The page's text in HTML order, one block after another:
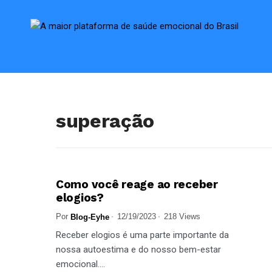
superação
AMOR PRÓPRIO
EVOLUÇÃO
Como você reage ao receber
elogios?
Por Blog-Eyhe 12/19/2023 218 Views
Receber elogios é uma parte importante da
nossa autoestima e do nosso bem-estar
emocional....